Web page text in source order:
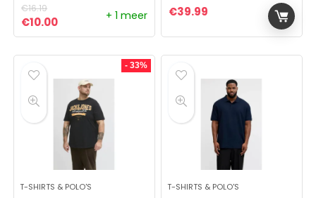
€16.19
Oorspronkelijke prijs was: €16.19.
€10.00Huidige prijs is: €10.00.
+ 1 meer €39.99
- 33%
T-SHIRTS & POLO'S T-SHIRTS & POLO'S